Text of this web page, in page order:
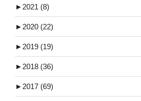
► 2021 (8)
► 2020 (22)
► 2019 (19)
► 2018 (36)
► 2017 (69)